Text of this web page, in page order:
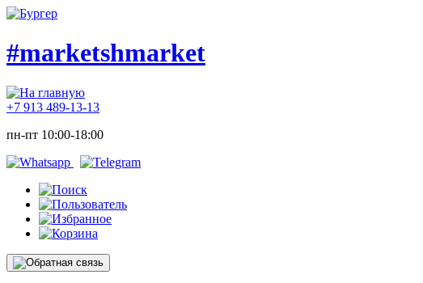
#marketshmarket
+7 913 489-13-13
пн-пт 10:00-18:00